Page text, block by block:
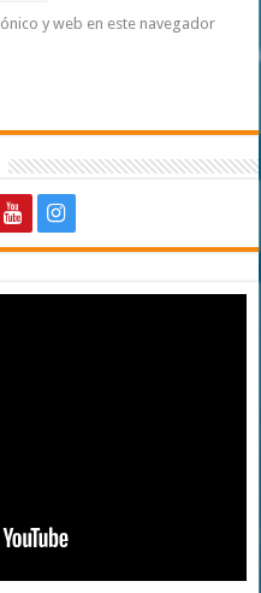
y web en este navegador